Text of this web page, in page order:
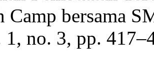
Camp bersama
1, no. 3, pp.